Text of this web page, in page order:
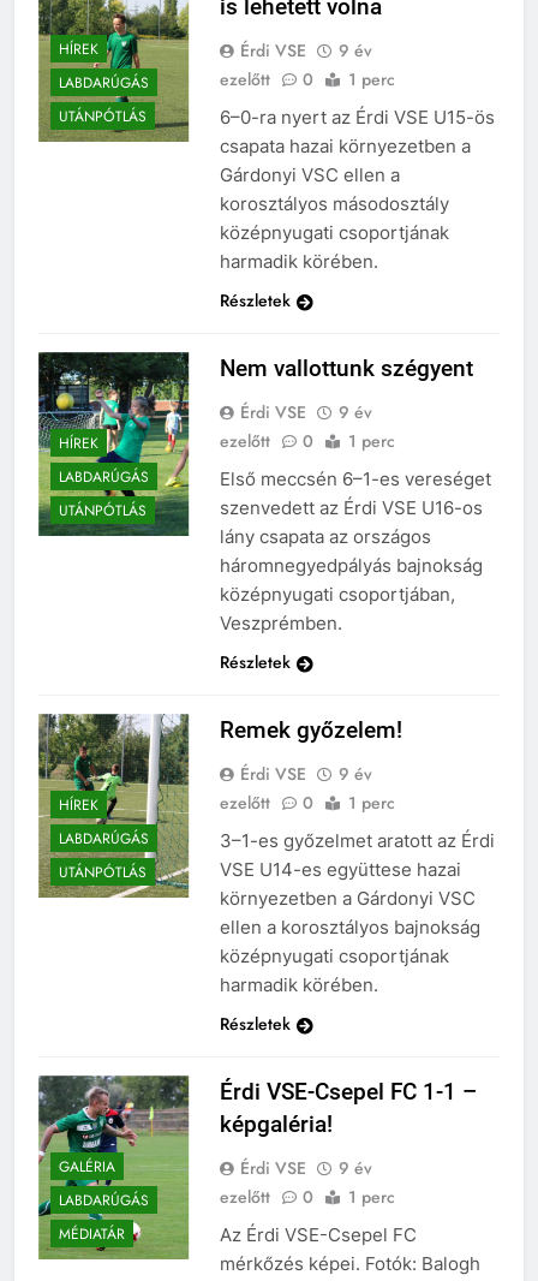
HÍREK
LABDARÚGÁS
UTÁNPÓTLÁS
is lehetett volna
Érdi VSE
9 év
ezelőtt
0 1 perc
6–0-ra nyert az Érdi VSE U15-ös
csapata hazai környezetben a
Gárdonyi VSC ellen a
korosztályos másodosztály
középnyugati csoportjának
harmadik körében.
Részletek
HÍREK
LABDARÚGÁS
UTÁNPÓTLÁS
Nem vallottunk szégyent
Érdi VSE
9 év
ezelőtt
0 1 perc
Első meccsén 6–1-es vereséget
szenvedett az Érdi VSE U16-os
lány csapata az országos
háromnegyedpályás bajnokság
középnyugati csoportjában,
Veszprémben.
Részletek
HÍREK
LABDARÚGÁS
UTÁNPÓTLÁS
Remek győzelem!
Érdi VSE
9 év
ezelőtt
0 1 perc
3–1-es győzelmet aratott az Érdi
VSE U14-es együttese hazai
környezetben a Gárdonyi VSC
ellen a korosztályos bajnokság
középnyugati csoportjának
harmadik körében.
Részletek
GALÉRIA
LABDARÚGÁS
MÉDIATÁR
Érdi VSE-Csepel FC 1-1 –
képgaléria!
Érdi VSE
9 év
ezelőtt
0 1 perc
Az Érdi VSE-Csepel FC
mérkőzés képei. Fotók: Balogh